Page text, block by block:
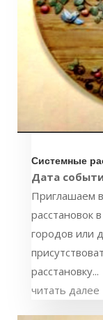
Системные
Дата
Приглашаем
расстановок
городов или
расстановку...
читать далее